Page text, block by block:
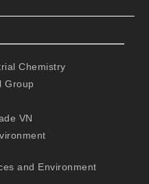
Chemistry
Group
VN
and Environment